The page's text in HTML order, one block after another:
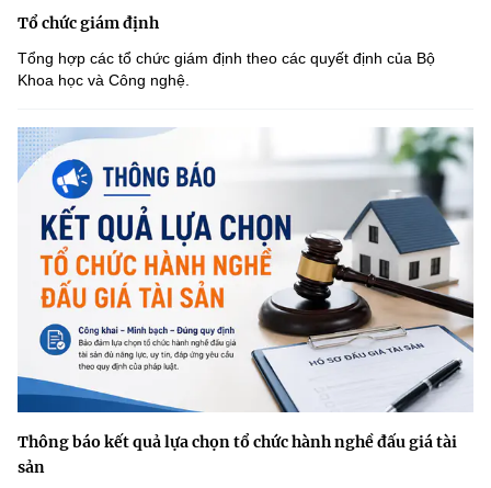
Tổ chức giám định
Tổng hợp các tổ chức giám định theo các quyết định của Bộ
Khoa học và Công nghệ.
Thông báo kết quả lựa chọn tổ chức hành nghề đấu giá tài
sản